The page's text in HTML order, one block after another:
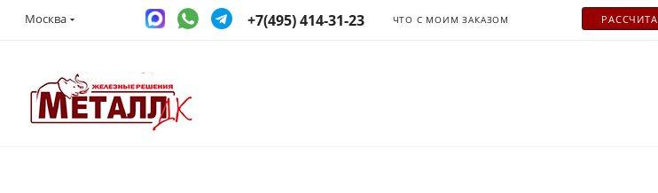
Москва +7(495) 414-31-23 ЧТО С МОИМ ЗАКАЗОМ